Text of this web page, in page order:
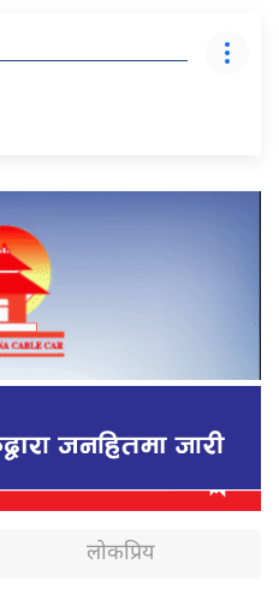
लोकप्रिय